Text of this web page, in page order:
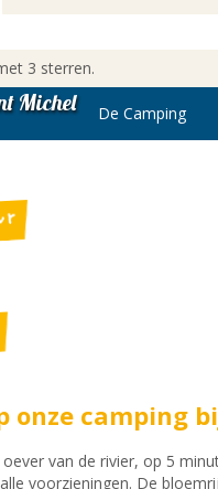
3 sterren.
Michel De Camping
onze camping
van de rivier, op 5
voorzieningen. De